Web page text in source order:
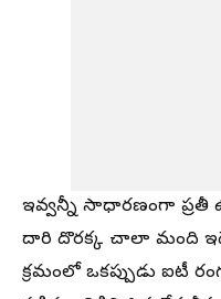
ఇవ్వన్నీ సాధారణంగా ప్రతీ
దారి దొరక్క చాలా మంది
క్రమంలో ఒకప్పుడు ఐటీ